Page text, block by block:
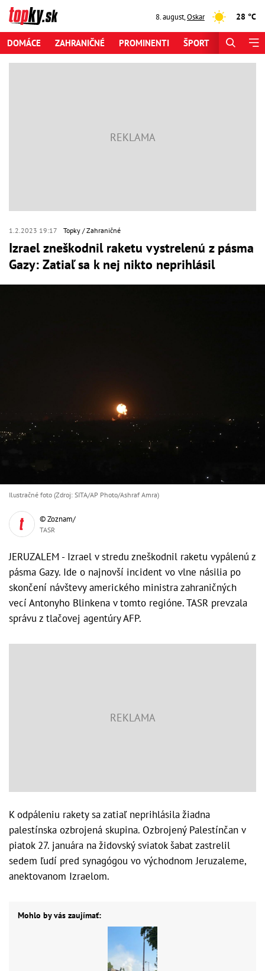
8. august,Oskar 28 °C
DOMÁCE ZAHRANIČNÉ PROMINENTI ŠPORT
1.2.2023 19:17 Topky Zahraničné
Izrael zneškodnil raketu vystrelenú z pásma
Gazy: Zatiaľ sa k nej nikto neprihlásil
Ilustračné foto (Zdroj: SITA/AP Photo/Ashraf Amra)
© Zoznam/
TASR
JERUZALEM - Izrael v stredu zneškodnil raketu vypálenú z
pásma Gazy. Ide o najnovší incident vo vlne násilia po
skončení návštevy amerického ministra zahraničných
vecí Antonyho Blinkena v tomto regióne. TASR prevzala
správu z tlačovej agentúry AFP.
K odpáleniu rakety sa zatiaľ neprihlásila žiadna
palestínska ozbrojená skupina. Ozbrojený Palestínčan v
piatok 27. januára na židovský sviatok šabat zastrelil
sedem ľudí pred synagógou vo východnom Jeruzaleme,
anektovanom Izraelom.
Mohlo by vás zaujímať: